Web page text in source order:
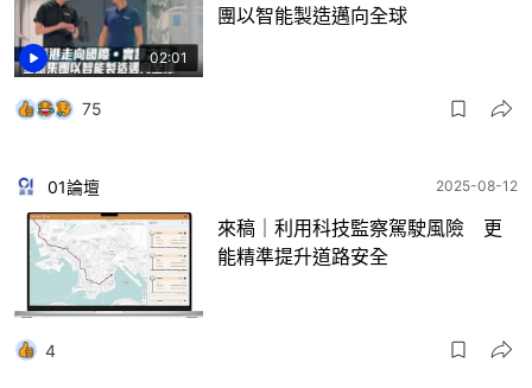
02:01
團以智能製造邁向全球
75
01論壇 2025-08-12
來稿｜利用科技監察駕駛風險 更
能精準提升道路安全
4